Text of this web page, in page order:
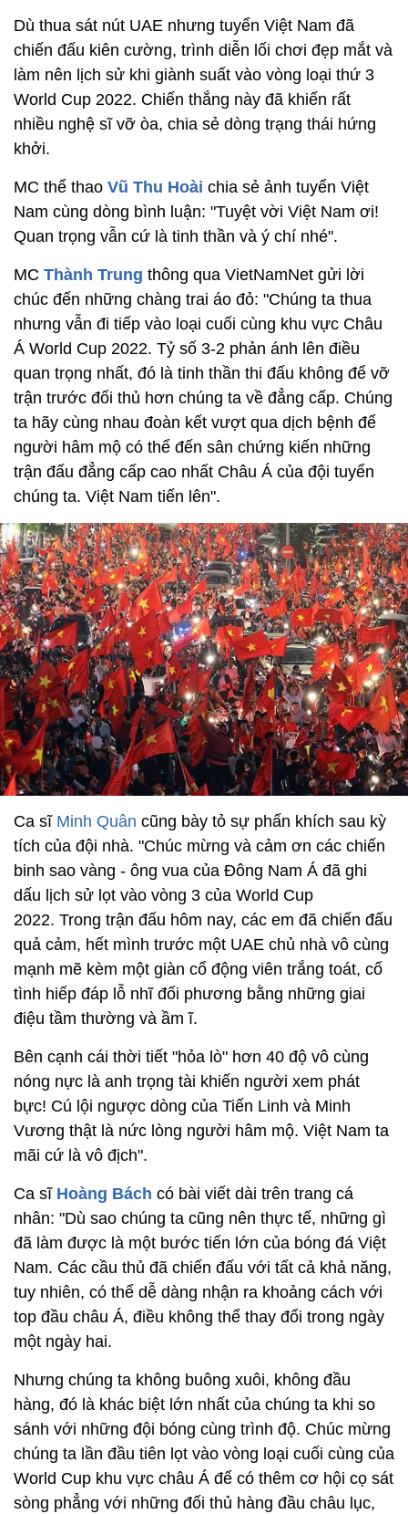
Dù thua sát nút UAE nhưng tuyển Việt Nam đã
chiến đấu kiên cường, trình diễn lối chơi đẹp mắt và
làm nên lịch sử khi giành suất vào vòng loại thứ 3
World Cup 2022. Chiến thắng này đã khiến rất
nhiều nghệ sĩ vỡ òa, chia sẻ dòng trạng thái hứng
khởi.
MC thể thao Vũ Thu Hoài chia sẻ ảnh tuyển Việt
Nam cùng dòng bình luận: "Tuyệt vời Việt Nam ơi!
Quan trọng vẫn cứ là tinh thần và ý chí nhé".
MC Thành Trung thông qua VietNamNet gửi lời
chúc đến những chàng trai áo đỏ: "Chúng ta thua
nhưng vẫn đi tiếp vào loại cuối cùng khu vực Châu
Á World Cup 2022. Tỷ số 3-2 phản ánh lên điều
quan trọng nhất, đó là tinh thần thi đấu không để vỡ
trận trước đối thủ hơn chúng ta về đẳng cấp. Chúng
ta hãy cùng nhau đoàn kết vượt qua dịch bệnh để
người hâm mộ có thể đến sân chứng kiến những
trận đấu đẳng cấp cao nhất Châu Á của đội tuyển
chúng ta. Việt Nam tiến lên".
Ca sĩ Minh Quân cũng bày tỏ sự phấn khích sau kỳ
tích của đội nhà. "Chúc mừng và cảm ơn các chiến
binh sao vàng - ông vua của Đông Nam Á đã ghi
dấu lịch sử lọt vào vòng 3 của World Cup
2022. Trong trận đấu hôm nay, các em đã chiến đấu
quả cảm, hết mình trước một UAE chủ nhà vô cùng
mạnh mẽ kèm một giàn cổ động viên trắng toát, cố
tình hiếp đáp lỗ nhĩ đối phương bằng những giai
điệu tầm thường và ầm ĩ.
Bên cạnh cái thời tiết "hỏa lò" hơn 40 độ vô cùng
nóng nực là anh trọng tài khiến người xem phát
bực! Cú lội ngược dòng của Tiến Linh và Minh
Vương thật là nức lòng người hâm mộ. Việt Nam ta
mãi cứ là vô địch".
Ca sĩ Hoàng Bách có bài viết dài trên trang cá
nhân: "Dù sao chúng ta cũng nên thực tế, những gì
đã làm được là một bước tiến lớn của bóng đá Việt
Nam. Các cầu thủ đã chiến đấu với tất cả khả năng,
tuy nhiên, có thể dễ dàng nhận ra khoảng cách với
top đầu châu Á, điều không thể thay đổi trong ngày
một ngày hai.
Nhưng chúng ta không buông xuôi, không đầu
hàng, đó là khác biệt lớn nhất của chúng ta khi so
sánh với những đội bóng cùng trình độ. Chúc mừng
chúng ta lần đầu tiên lọt vào vòng loại cuối cùng của
World Cup khu vực châu Á để có thêm cơ hội cọ sát
sòng phẳng với những đối thủ hàng đầu châu lục,